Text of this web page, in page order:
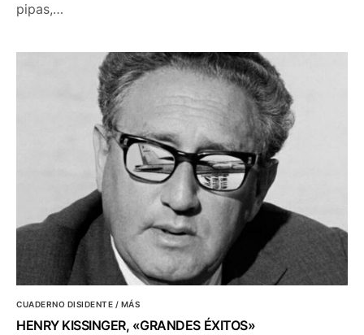
pipas,…
CUADERNO DISIDENTE / MÁS
HENRY KISSINGER, «GRANDES ÉXITOS»